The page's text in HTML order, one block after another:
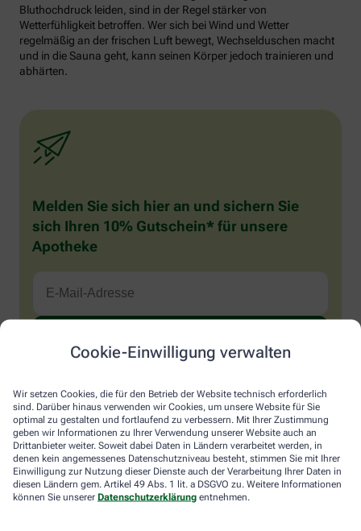
Cookie-Einwilligung verwalten
Wir setzen Cookies, die für den Betrieb der Website technisch erforderlich
sind. Darüber hinaus verwenden wir Cookies, um unsere Website für Sie
optimal zu gestalten und fortlaufend zu verbessern. Mit Ihrer Zustimmung
geben wir Informationen zu Ihrer Verwendung unserer Website auch an
Drittanbieter weiter. Soweit dabei Daten in Ländern verarbeitet werden, in
denen kein angemessenes Datenschutzniveau besteht, stimmen Sie mit Ihrer
Einwilligung zur Nutzung dieser Dienste auch der Verarbeitung Ihrer Daten in
diesen Ländern gem. Artikel 49 Abs. 1 lit. a DSGVO zu. Weitere Informationen
können Sie unserer Datenschutzerklärung entnehmen.
Bluthochdruck leiden, sind in der Regel stärker von
Wetterfühligkeit betroffen. Wer sich bei Wind und Wetter
regelmäßig an der frischen Luft bewegt, Wechselduschen macht
und in die Sauna geht, kann seinen Körper jedoch trainieren und
abhärten.
Melden Sie sich hier an und sichern Sie
sich Ihren 10% Gutschein* für unsere
Apotheke
Sie
ein
Mensch?
Dann
wählen
Sie
bitte
das
1 2 3
Ich möchte den im Namen meiner Apotheke versandten News-
Service abonnieren, der von der Alliance Healthcare Deutschland
GmbH (AHD) angeboten wird. Hiermit willige ich ein, dass AHD
meine E-Mail-Adresse zum Versand des News-Service
verarbeitet. AHD setzt für den Versand und die Analyse des
Newsletters den Dienstleister Emarsys ein. Die Einwilligung